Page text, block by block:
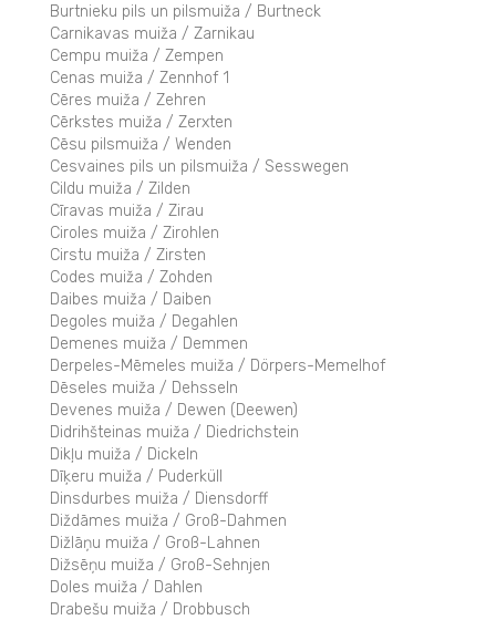
Burtnieku pils un pilsmuiža / Burtneck
Carnikavas muiža / Zarnikau
Cempu muiža / Zempen
Cenas muiža / Zennhof 1
Cēres muiža / Zehren
Cērkstes muiža / Zerxten
Cēsu pilsmuiža / Wenden
Cesvaines pils un pilsmuiža / Sesswegen
Cildu muiža / Zilden
Cīravas muiža / Zirau
Ciroles muiža / Zirohlen
Cirstu muiža / Zirsten
Codes muiža / Zohden
Daibes muiža / Daiben
Degoles muiža / Degahlen
Demenes muiža / Demmen
Derpeles-Mēmeles muiža / Dörpers-Memelhof
Dēseles muiža / Dehsseln
Devenes muiža / Dewen (Deewen)
Didrihšteinas muiža / Diedrichstein
Dikļu muiža / Dickeln
Dīķeru muiža / Puderküll
Dinsdurbes muiža / Diensdorff
Diždāmes muiža / Groß-Dahmen
Dižlāņu muiža / Groß-Lahnen
Dižsēņu muiža / Groß-Sehnjen
Doles muiža / Dahlen
Drabešu muiža / Drobbusch